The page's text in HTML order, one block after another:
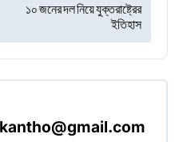
১০ জনের দল নিয়ে যুক্তরাষ্ট্রের
ইতিহাস